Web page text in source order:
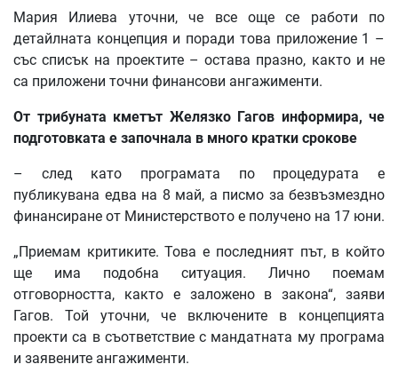
Мария Илиева уточни, че все още се работи по
детайлната концепция и поради това приложение 1 –
със списък на проектите – остава празно, както и не
са приложени точни финансови ангажименти.
От трибуната кметът Желязко Гагов информира, че
подготовката е започнала в много кратки срокове
– след като програмата по процедурата е
публикувана едва на 8 май, а писмо за безвъзмездно
финансиране от Министерството е получено на 17 юни.
„Приемам критиките. Това е последният път, в който
ще има подобна ситуация. Лично поемам
отговорността, както е заложено в закона“, заяви
Гагов. Той уточни, че включените в концепцията
проекти са в съответствие с мандатната му програма
и заявените ангажименти.